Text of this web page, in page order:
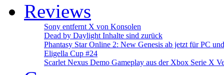
Reviews
Sony entfernt X von Konsolen
Dead by Daylight Inhalte sind zurück
Phantasy Star Online 2: New Genesis ab jetzt für PC
Eligella Cup #24
Scarlet Nexus Demo Gameplay aus der Xbox Serie X